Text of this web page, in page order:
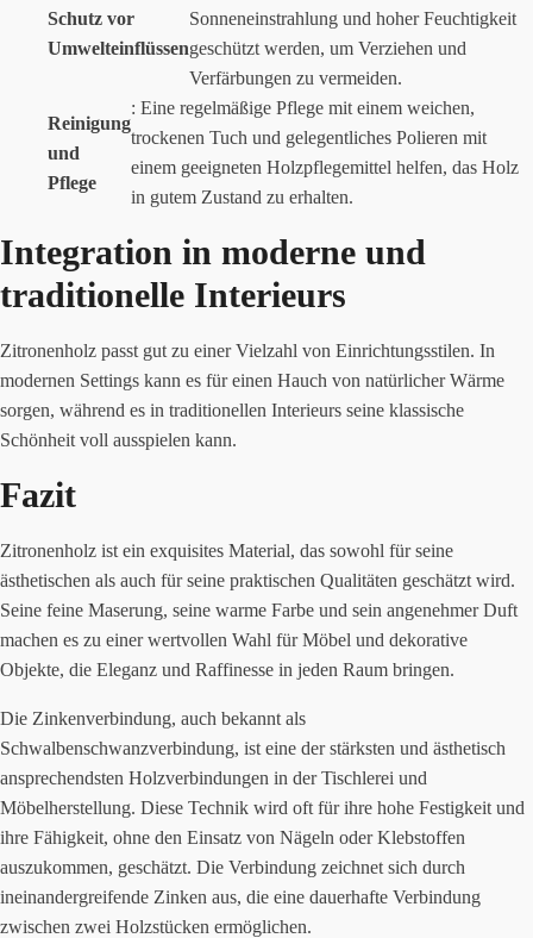
Schutz vor
Umwelteinflüssen
Sonneneinstrahlung und hoher Feuchtigkeit
geschützt werden, um Verziehen und
Verfärbungen zu vermeiden.
Reinigung
und
Pflege
: Eine regelmäßige Pflege mit einem weichen,
trockenen Tuch und gelegentliches Polieren mit
einem geeigneten Holzpflegemittel helfen, das Holz
in gutem Zustand zu erhalten.
Integration in moderne und
traditionelle Interieurs
Zitronenholz passt gut zu einer Vielzahl von Einrichtungsstilen. In
modernen Settings kann es für einen Hauch von natürlicher Wärme
sorgen, während es in traditionellen Interieurs seine klassische
Schönheit voll ausspielen kann.
Fazit
Zitronenholz ist ein exquisites Material, das sowohl für seine
ästhetischen als auch für seine praktischen Qualitäten geschätzt wird.
Seine feine Maserung, seine warme Farbe und sein angenehmer Duft
machen es zu einer wertvollen Wahl für Möbel und dekorative
Objekte, die Eleganz und Raffinesse in jeden Raum bringen.
Die Zinkenverbindung, auch bekannt als
Schwalbenschwanzverbindung, ist eine der stärksten und ästhetisch
ansprechendsten Holzverbindungen in der Tischlerei und
Möbelherstellung. Diese Technik wird oft für ihre hohe Festigkeit und
ihre Fähigkeit, ohne den Einsatz von Nägeln oder Klebstoffen
auszukommen, geschätzt. Die Verbindung zeichnet sich durch
ineinandergreifende Zinken aus, die eine dauerhafte Verbindung
zwischen zwei Holzstücken ermöglichen.